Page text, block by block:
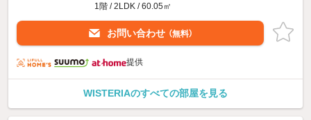
1階 / 2LDK / 60.05㎡
お問い合わせ （無料）
提供
WISTERIAのすべての部屋を見る